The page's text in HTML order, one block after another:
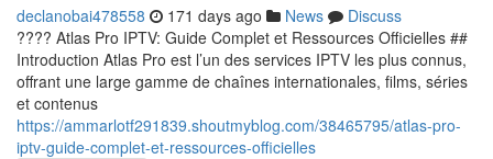
declanobai478558 171 days ago News
Discuss
???? Atlas Pro IPTV: Guide Complet et Ressources Officielles ##
Introduction Atlas Pro est l’un des services IPTV les plus connus,
offrant une large gamme de chaînes internationales, films, séries
et contenus
https://ammarlotf291839.shoutmyblog.com/38465795/atlas-pro-
iptv-guide-complet-et-ressources-officielles